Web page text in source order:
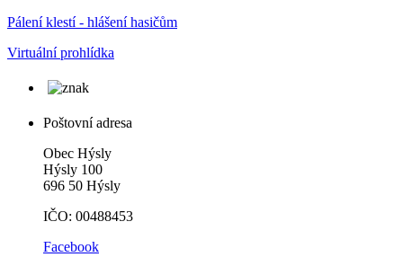
Pálení klestí - hlášení hasičům
Virtuální prohlídka
Poštovní adresa
Obec Hýsly
Hýsly 100
696 50 Hýsly
IČO: 00488453
Facebook